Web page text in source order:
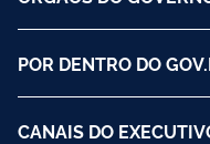
POR DENTRO DO
CANAIS DO